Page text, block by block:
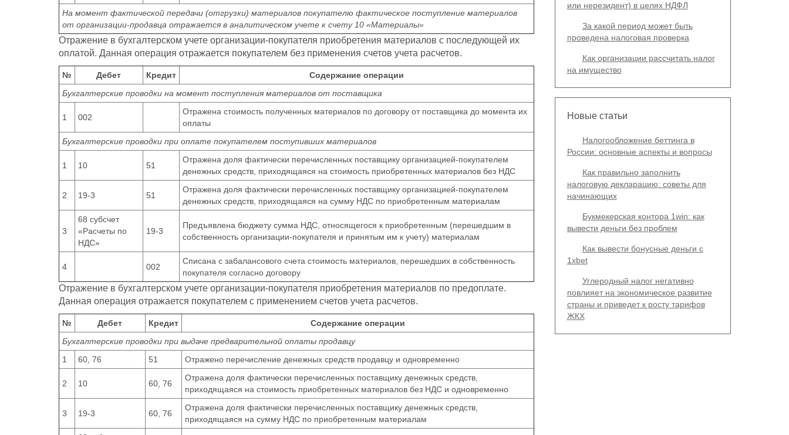
На момент фактической передачи (отгрузки) материалов покупателю фактическое поступление материалов
от организации-продавца отражается в аналитическом учете к счету 10 «Материалы»
Отражение в бухгалтерском учете организации-покупателя приобретения материалов с последующей их
оплатой. Данная операция отражается покупателем без применения счетов учета расчетов.
№ Дебет Кредит
Содержание операции
Бухгалтерские проводки на момент поступления материалов от поставщика
1 002
Отражена стоимость полученных материалов по договору от поставщика до момента их
оплаты
Бухгалтерские проводки при оплате покупателем поступивших материалов
1 10 51
Отражена доля фактически перечисленных поставщику организацией-покупателем
денежных средств, приходящаяся на стоимость приобретенных материалов без НДС
2 19-3 51
Отражена доля фактически перечисленных поставщику организацией-покупателем
денежных средств, приходящаяся на сумму НДС по приобретенным материалам
3
68 субсчет
«Расчеты по
НДС»
19-3
Предъявлена бюджету сумма НДС, относящегося к приобретенным (перешедшим в
собственность организации-покупателя и принятым им к учету) материалам
4 002
Списана с забалансового счета стоимость материалов, перешедших в собственность
покупателя согласно договору
Отражение в бухгалтерском учете организации-покупателя приобретения материалов по предоплате.
Данная операция отражается покупателем с применением счетов учета расчетов.
№ Дебет Кредит
Содержание операции
Бухгалтерские проводки при выдаче предварительной оплаты продавцу
1
60, 76 51 Отражено перечисление денежных средств продавцу и одновременно
2 10 60, 76
Отражена доля фактически перечисленных поставщику денежных средств,
приходящаяся на стоимость приобретенных материалов без НДС и одновременно
3 19-3 60, 76
Отражена доля фактически перечисленных поставщику денежных средств,
приходящаяся на сумму НДС по приобретенным материалам
или нерезидент) в целях НДФЛ
За какой период может быть
проведена налоговая проверка
Как организации рассчитать налог
на имущество
Новые статьи
Налогообложение беттинга в
России: основные аспекты и вопросы
Как правильно заполнить
налоговую декларацию: советы для
начинающих
Букмекерская контора 1win: как
вывести деньги без проблем
Как вывести бонусные деньги с
1xbet
Углеродный налог негативно
повлияет на экономическое развитие
страны и приведет к росту тарифов
ЖКХ